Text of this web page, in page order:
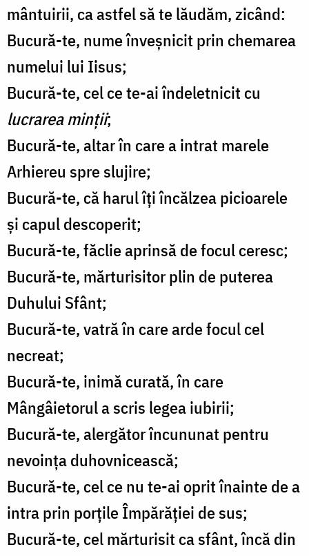
mântuirii, ca astfel să te lăudăm, zicând:
Bucură-te, nume înveșnicit prin chemarea
numelui lui Iisus;
Bucură-te, cel ce te-ai îndeletnicit cu
lucrarea minții;
Bucură-te, altar în care a intrat marele
Arhiereu spre slujire;
Bucură-te, că harul îți încălzea picioarele
și capul descoperit;
Bucură-te, făclie aprinsă de focul ceresc;
Bucură-te, mărturisitor plin de puterea
Duhului Sfânt;
Bucură-te, vatră în care arde focul cel
necreat;
Bucură-te, inimă curată, în care
Mângâietorul a scris legea iubirii;
Bucură-te, alergător încununat pentru
nevoința duhovnicească;
Bucură-te, cel ce nu te-ai oprit înainte de a
intra prin porțile Împărăției de sus;
Bucură-te, cel mărturisit ca sfânt, încă din